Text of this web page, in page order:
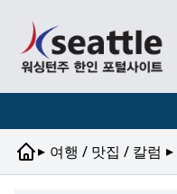
▸ 여행 / 맛집 / 칼럼 ▸